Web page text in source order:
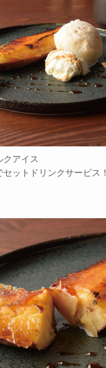
クアイス
ットドリンクサービス！